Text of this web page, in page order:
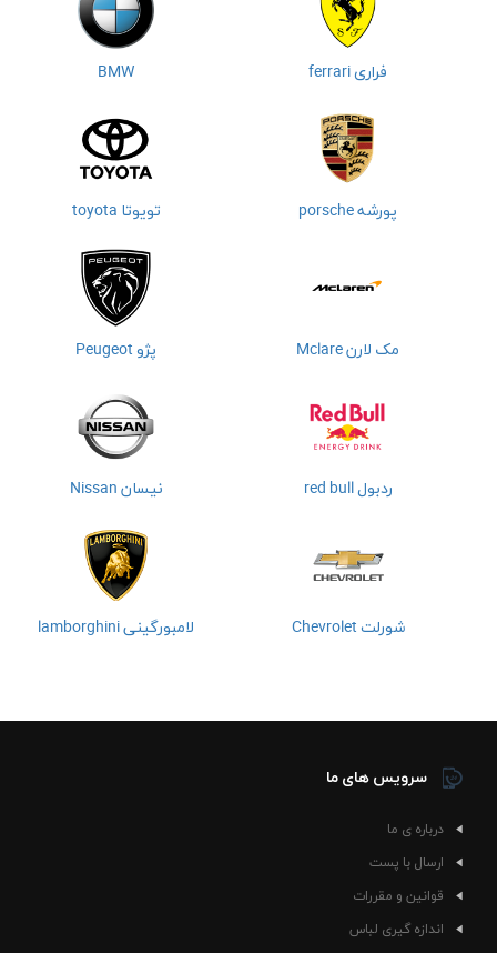
BMW فراری ferrari
تویوتا toyota پورشه porsche
پژو Peugeot مک لارن Mclare
نیسان Nissan ردبول red bull
لامبورگینی lamborghini شورلت Chevrolet
سرویس های ما
درباره ی ما
ارسال با پست
قوانین و مقررات
اندازه گیری لباس